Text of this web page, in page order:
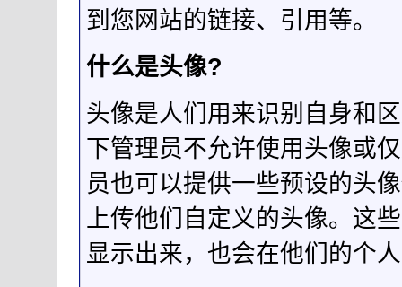
到您网站的链接、引用等。
什么是头像?
头像是人们用来识别自身和
下管理员不允许使用头像或
员也可以提供一些预设的头
上传他们自定义的头像。这
显示出来，也会在他们的个